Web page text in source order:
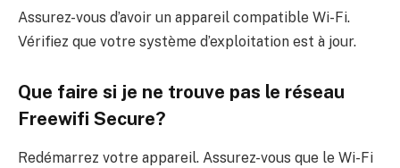
Assurez-vous d’avoir un appareil compatible Wi-Fi.
Vérifiez que votre système d’exploitation est à jour.
Que faire si je ne trouve pas le réseau
Freewifi Secure?
Redémarrez votre appareil. Assurez-vous que le Wi-Fi